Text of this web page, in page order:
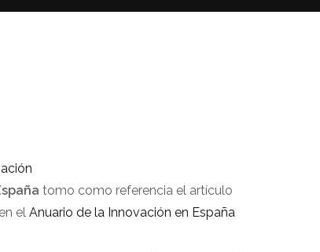
tomo como referencia el artículo
el Anuario de la Innovación en España